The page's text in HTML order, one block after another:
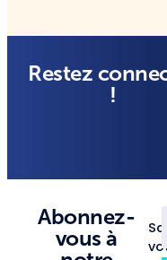
Restez
!
Abonnez-
vous à